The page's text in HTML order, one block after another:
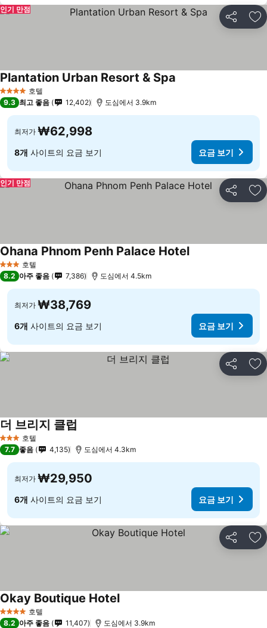
공유 즐
인기 만점
4 성급 호텔
Plantation Urban Resort & Spa
9.3 최고 좋음 12,402 도심에서 3.9km
최저가 ₩62,998
8개 사이트의 요금 보기 요금 보기
공유 즐
인기 만점
3 성급 호텔
Ohana Phnom Penh Palace Hotel
8.2 아주 좋음 7,386 도심에서 4.5km
최저가 ₩38,769
6개 사이트의 요금 보기 요금 보기
공유 즐
3 성급 호텔
더 브리지 클럽
7.7 좋음 4,135 도심에서 4.3km
최저가 ₩29,950
6개 사이트의 요금 보기 요금 보기
공유 즐
4 성급 호텔
Okay Boutique Hotel
8.2 아주 좋음 11,407 도심에서 3.9km